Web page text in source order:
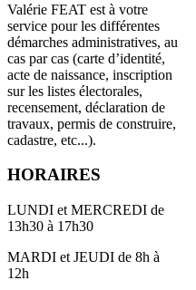
Valérie FEAT est à votre
service pour les différentes
démarches administratives, au
cas par cas (carte d’identité,
acte de naissance, inscription
sur les listes électorales,
recensement, déclaration de
travaux, permis de construire,
cadastre, etc...).
HORAIRES
LUNDI et MERCREDI de
13h30 à 17h30
MARDI et JEUDI de 8h à
12h